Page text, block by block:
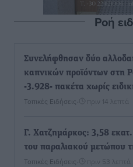
Ροή
Συνελήφθησαν δύο
καπνικών προϊόντων στη
-3.928- πακέτα χωρίς
Τοπικές Ειδήσεις πριν 14 λεπτά
Γ. Χατζημάρκος: 3,58
του παραλιακού μετώπου
Τοπικές Ειδήσεις πριν 53 λεπτά